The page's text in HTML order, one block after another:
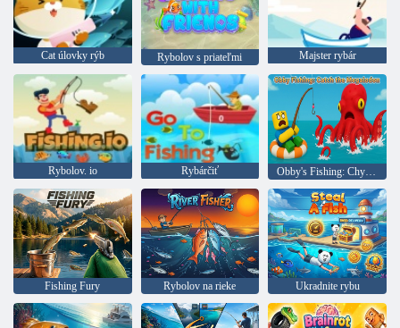
Cat úlovky rýb Rybolov s priateľmi Majster rybár
Rybolov. io Rybárčiť Obby's Fishing: Chyťte Megalodona
Fishing Fury Rybolov na rieke Ukradnite rybu